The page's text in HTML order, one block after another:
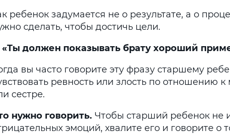
ребенок задумается не о результате, а о
сделать, чтобы достичь цели.
«Ты должен показывать брату хороший
вы часто говорите эту фразу старшему
ревность или злость по отношению
сестре.
нужно говорить. Чтобы старший ребенок не
эмоций, хвалите его и говорите о